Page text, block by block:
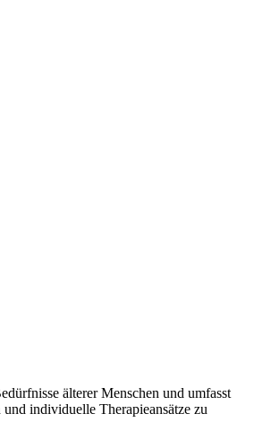
älterer Menschen und umfasst
individuelle Therapieansätze zu